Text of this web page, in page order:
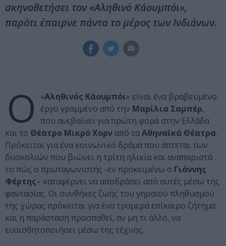
σκηνοθετήσει τον «Αληθινό Κάουμπόι»,
παρότι έπαιρνε πάντα το μέρος των Ινδιάνων.
Ο «Αληθινός Κάουμπόι» είναι ένα βραβευμένο
έργο γραμμένο από την Μαρίλια Σαμπέρ,
που ανεβαίνει για πρώτη φορά στην Ελλάδα
και το Θέατρο Μικρό Χορν από ταΑθηναϊκά Θέατρα.
Πρόκειται για ένα κοινωνικό δράμα που άπτεται των
δυσκολιών που βιώνει η τρίτη ηλικία και αναπαριστά
το πώς ο πρωταγωνιστής -εν προκειμένω ο Γιάννης
Φέρτης– καταφέρνει να αποδράσει από αυτές μέσω της
φαντασίας. Οι συνθήκες ζωής του γηραιού πληθυσμού
της χώρας πρόκειται για ένα τρομερά επίκαιρο ζήτημα
και η παράσταση προσπαθεί, αν μη τι άλλο, να
ευαισθητοποιήσει μέσω της τέχνης.